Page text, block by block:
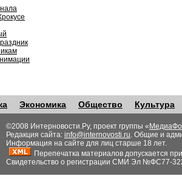
Экономика Общество Культура
©2008 Интерновости.Ру, проект группы «
Редакция сайта: info@internovosti.ru. Общие и
Информация на сайте для лиц старше 18 лет.
Перепечатка материалов допускается
Свидетельство о регистрации СМИ Эл №ФС77-